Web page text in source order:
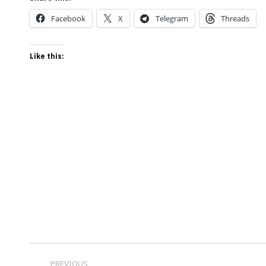
Facebook X Telegram Threads
Like this:
Post
PREVIOUS